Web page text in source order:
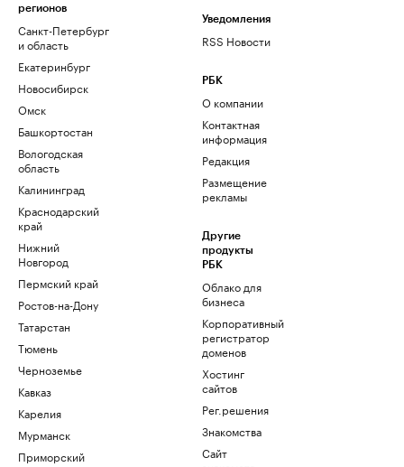
регионов
Санкт-Петербург
и область
Екатеринбург
Новосибирск
Омск
Башкортостан
Вологодская
область
Калининград
Краснодарский
край
Нижний
Новгород
Пермский край
Ростов-на-Дону
Татарстан
Тюмень
Черноземье
Кавказ
Карелия
Мурманск
Приморский
Уведомления
RSS Новости
РБК
О компании
Контактная
информация
Редакция
Размещение
рекламы
Другие
продукты
РБК
Облако для
бизнеса
Корпоративный
регистратор
доменов
Хостинг
сайтов
Рег.решения
Знакомства
Сайт